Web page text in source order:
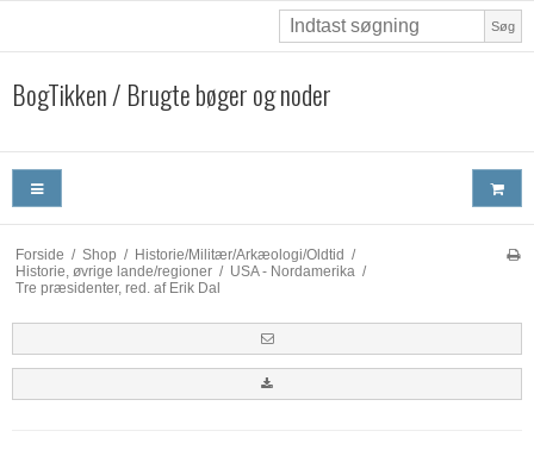
Søg
BogTikken / Brugte bøger og noder
Forside / Shop / Historie/Militær/Arkæologi/Oldtid /
Historie, øvrige lande/regioner / USA - Nordamerika /
Tre præsidenter, red. af Erik Dal